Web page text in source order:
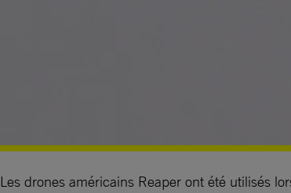
Les drones américains Reaper ont été utilisés